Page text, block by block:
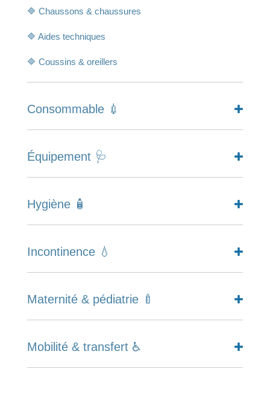
🔷 Chaussons & chaussures
🔷 Aides techniques
🔷 Coussins & oreillers
Consommable 💉
Équipement 🩺
Hygiène 🧴
Incontinence 💧
Maternité & pédiatrie 🍼
Mobilité & transfert ♿